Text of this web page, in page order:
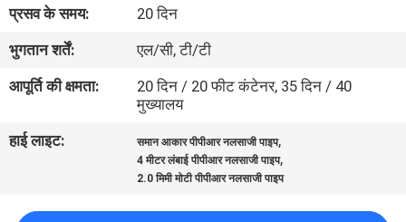
गुणवत्ता
नियंत्रण
संपर्क
प्रसव के समय:
20 दिन
भुगतान शर्तें:
एल/सी, टी/टी
आपूर्ति की क्षमता:
20 दिन / 20 फीट कंटेनर, 35 दिन / 40
मुख्यालय
हाई लाइट:
समान आकार पीपीआर नलसाजी पाइप,
4 मीटर लंबाई पीपीआर नलसाजी पाइप,
2.0 मिमी मोटी पीपीआर नलसाजी पाइप